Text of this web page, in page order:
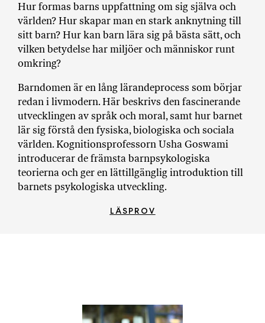
s
F
r
i
n
k
e
Hur formas barns uppfattning om sig själva och
världen? Hur skapar man en stark anknytning till
sitt barn? Hur kan barn lära sig på bästa sätt, och
vilken betydelse har miljöer och människor runt
omkring?
Barndomen är en lång lärandeprocess som börjar
redan i livmodern. Här beskrivs den fascinerande
utvecklingen av språk och moral, samt hur barnet
lär sig förstå den fysiska, biologiska och sociala
världen. Kognitionsprofessorn Usha Goswami
introducerar de främsta barnpsykologiska
teorierna och ger en lättillgänglig introduktion till
barnets psykologiska utveckling.
LÄSPROV